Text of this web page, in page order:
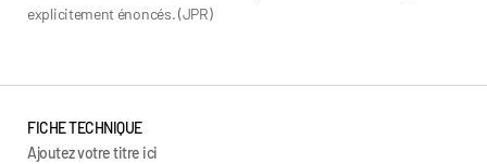
explicitement énoncés. (JPR)
FICHE TECHNIQUE
Ajoutez votre titre ici